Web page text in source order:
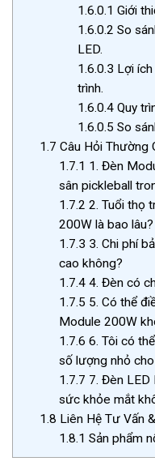
1.6.0.1 Giới
1.6.0.2 So
LED.
1.6.0.3 Lợi
trình.
1.6.0.4Quy
1.6.0.5 So
1.7 Câu Hỏi Thường
1.7.1 1. Đèn
sân pickleball
1.7.2 2. Tuổi thọ
200W là bao lâu?
1.7.3 3. Chi phí
cao không?
1.7.44. Đèn có
1.7.5 5. Có thể
Module 200W
1.7.6 6. Tôi có
số lượng nhỏ
1.7.7 7. Đèn LED
sức khỏe mắt
1.8 Liên Hệ Tư Vấn
1.8.1 Sản phẩm